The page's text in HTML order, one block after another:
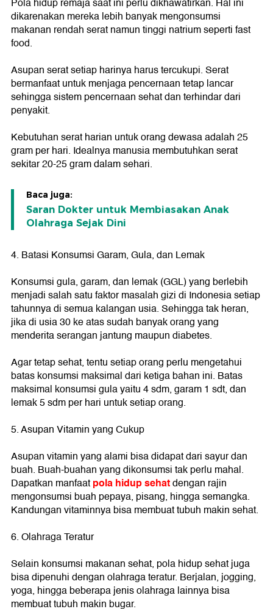
dikarenakan mereka lebih banyak mengonsumsi
makanan rendah serat namun tinggi natrium seperti fast
food.
Asupan serat setiap harinya harus tercukupi. Serat
bermanfaat untuk menjaga pencernaan tetap lancar
sehingga sistem pencernaan sehat dan terhindar dari
penyakit.
Kebutuhan serat harian untuk orang dewasa adalah 25
gram per hari. Idealnya manusia membutuhkan serat
sekitar 20-25 gram dalam sehari.
Baca juga:
Saran Dokter untuk Membiasakan Anak
Olahraga Sejak Dini
4. Batasi Konsumsi Garam, Gula, dan Lemak
Konsumsi gula, garam, dan lemak (GGL) yang berlebih
menjadi salah satu faktor masalah gizi di Indonesia setiap
tahunnya di semua kalangan usia. Sehingga tak heran,
jika di usia 30 ke atas sudah banyak orang yang
menderita serangan jantung maupun diabetes.
Agar tetap sehat, tentu setiap orang perlu mengetahui
batas konsumsi maksimal dari ketiga bahan ini. Batas
maksimal konsumsi gula yaitu 4 sdm, garam 1 sdt, dan
lemak 5 sdm per hari untuk setiap orang.
5. Asupan Vitamin yang Cukup
Asupan vitamin yang alami bisa didapat dari sayur dan
buah. Buah-buahan yang dikonsumsi tak perlu mahal.
Dapatkan manfaatpola hidup sehatdengan rajin
mengonsumsi buah pepaya, pisang, hingga semangka.
Kandungan vitaminnya bisa membuat tubuh makin sehat.
6. Olahraga Teratur
Selain konsumsi makanan sehat, pola hidup sehat juga
bisa dipenuhi dengan olahraga teratur. Berjalan, jogging,
yoga, hingga beberapa jenis olahraga lainnya bisa
membuat tubuh makin bugar.